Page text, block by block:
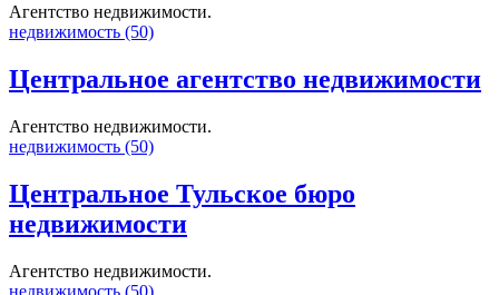
Агентство недвижимости.
недвижимость (50)
Центральное агентство недвижимости
Агентство недвижимости.
недвижимость (50)
Центральное Тульское бюро
недвижимости
Агентство недвижимости.
недвижимость (50)